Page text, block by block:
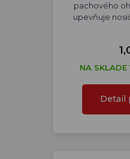
pachového
upevňuje
NA SKLADE
Detail